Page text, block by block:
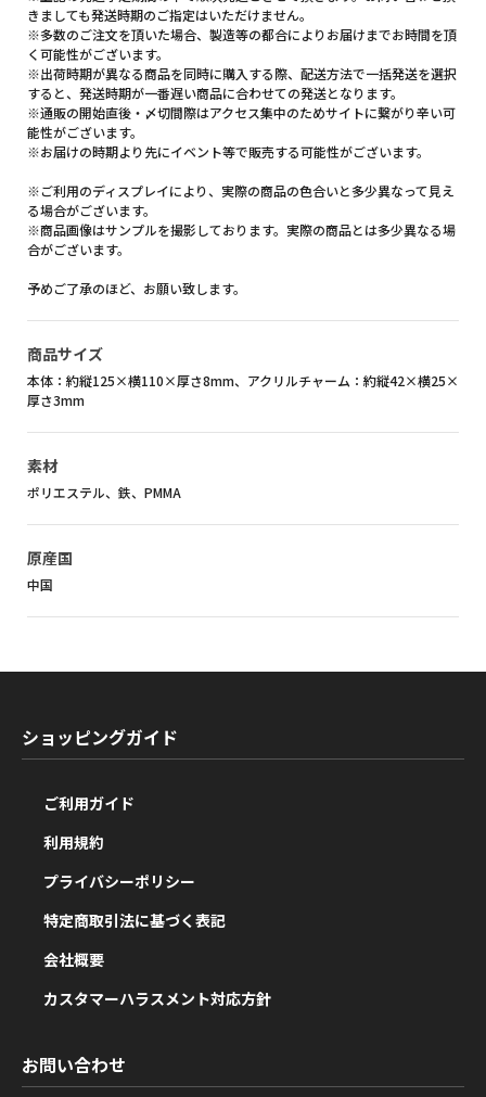
きましても発送時期のご指定はいただけません。
※多数のご注文を頂いた場合、製造等の都合によりお届けまでお時間を頂
く可能性がございます。
※出荷時期が異なる商品を同時に購入する際、配送方法で一括発送を選択
すると、発送時期が一番遅い商品に合わせての発送となります。
※通販の開始直後・〆切間際はアクセス集中のためサイトに繋がり辛い可
能性がございます。
※お届けの時期より先にイベント等で販売する可能性がございます。
※ご利用のディスプレイにより、実際の商品の色合いと多少異なって見え
る場合がございます。
※商品画像はサンプルを撮影しております。実際の商品とは多少異なる場
合がございます。
予めご了承のほど、お願い致します。
商品サイズ
本体：約縦125×横110×厚さ8mm、アクリルチャーム：約縦42×横25×
厚さ3mm
素材
ポリエステル、鉄、PMMA
原産国
中国
ショッピングガイド
ご利用ガイド
利用規約
プライバシーポリシー
特定商取引法に基づく表記
会社概要
カスタマーハラスメント対応方針
お問い合わせ